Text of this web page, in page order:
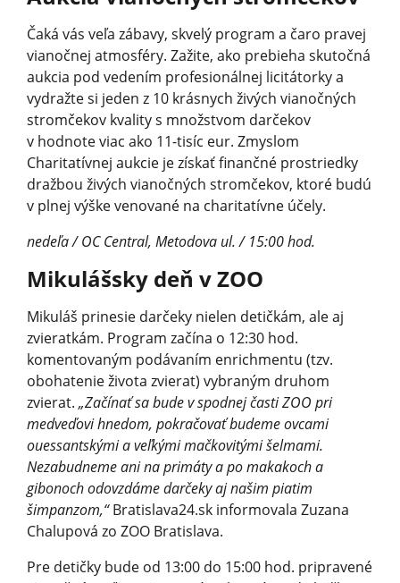
Čaká vás veľa zábavy, skvelý program a čaro pravej
vianočnej atmosféry. Zažite, ako prebieha skutočná
aukcia pod vedením profesionálnej licitátorky a
vydražte si jeden z 10 krásnych živých vianočných
stromčekov kvality s množstvom darčekov
v hodnote viac ako 11-tisíc eur. Zmyslom
Charitatívnej aukcie je získať finančné prostriedky
dražbou živých vianočných stromčekov, ktoré budú
v plnej výške venované na charitatívne účely.
nedeľa / OC Central, Metodova ul. / 15:00 hod.
Mikulášsky deň v ZOO
Mikuláš prinesie darčeky nielen detičkám, ale aj
zvieratkám. Program začína o 12:30 hod.
komentovaným podávaním enrichmentu (tzv.
obohatenie života zvierat) vybraným druhom
zvierat. „Začínať sa bude v spodnej časti ZOO pri
medveďovi hnedom, pokračovať budeme ovcami
ouessantskými a veľkými mačkovitými šelmami.
Nezabudneme ani na primáty a po makakoch a
gibonoch odovzdáme darčeky aj našim piatim
šimpanzom,“Bratislava24.sk informovala Zuzana
Chalupová zo ZOO Bratislava.
Pre detičky bude od 13:00 do 15:00 hod. pripravené